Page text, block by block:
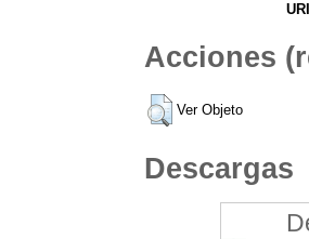
Acciones
Ver Objeto
Descargas